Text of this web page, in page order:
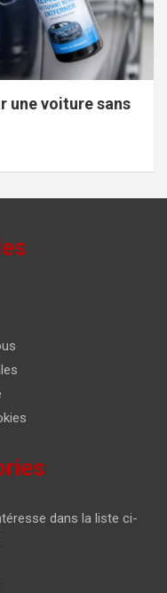
une voiture sans
dans la liste ci-